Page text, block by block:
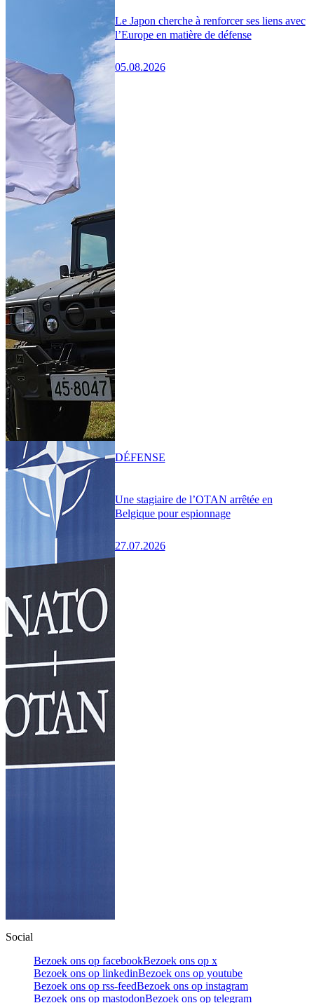
Le Japon cherche à renforcer ses liens avec
l’Europe en matière de défense
05.08.2026
Une stagiaire de l’OTAN arrêtée en
Belgique pour espionnage
27.07.2026
DÉFENSE
Social
Bezoek ons op facebookBezoek ons op x
Bezoek ons op linkedinBezoek ons op youtube
Bezoek ons op rss-feedBezoek ons op instagram
Bezoek ons op mastodonBezoek ons op telegram